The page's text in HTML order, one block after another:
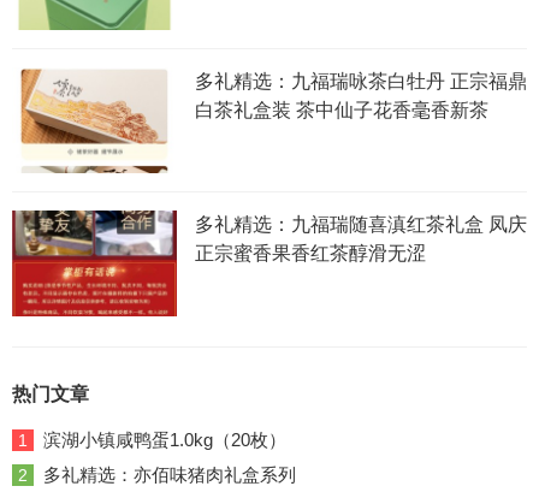
多礼精选：九福瑞咏茶白牡丹 正宗福鼎
白茶礼盒装 茶中仙子花香毫香新茶
多礼精选：九福瑞随喜滇红茶礼盒 凤庆
正宗蜜香果香红茶醇滑无涩
热门文章
1 滨湖小镇咸鸭蛋1.0kg（20枚）
2 多礼精选：亦佰味猪肉礼盒系列